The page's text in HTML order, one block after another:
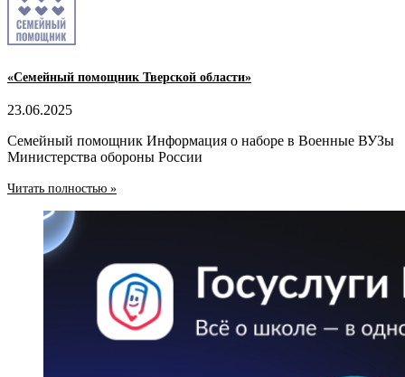
«Семейный помощник Тверской области»
23.06.2025
Семейный помощник Информация о наборе в Военные ВУЗы
Министерства обороны России
Читать полностью »